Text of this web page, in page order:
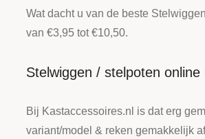
Wat dacht u van de beste
van €3,95 tot €10,50.
Stelwiggen / stelpoten online
Bij Kastaccessoires.nl is dat erg
variant/model & reken gemakkelijk